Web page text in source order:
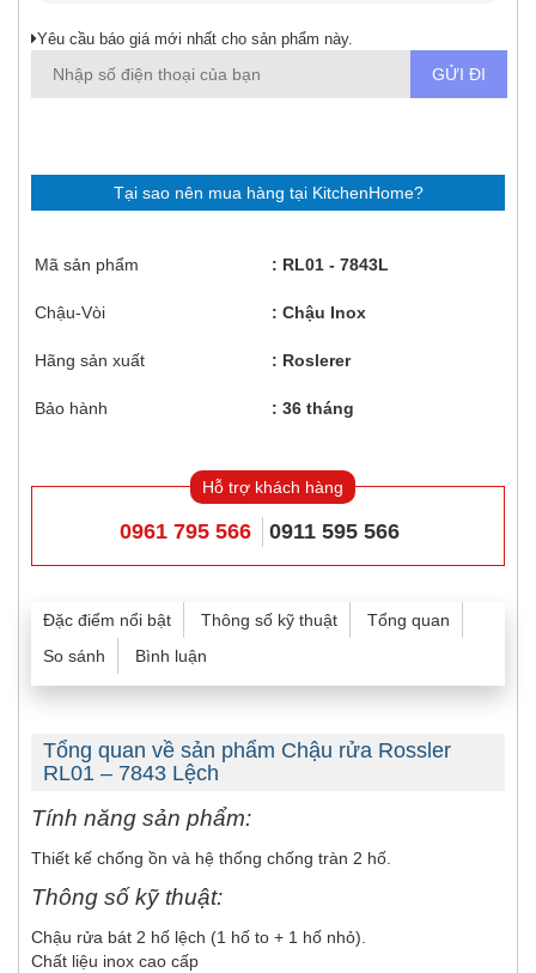
Yêu cầu báo giá mới nhất cho sản phẩm này.
Tại sao nên mua hàng tại KitchenHome?
Mã sản phẩm RL01 - 7843L
Chậu-Vòi Chậu Inox
Hãng sản xuất Roslerer
Bảo hành 36 tháng
Hỗ trợ khách hàng
0961 795 566 0911 595 566
Đặc điểm nổi bật Thông số kỹ thuật
Tổng quan
So sánh
Bình luận
Tổng quan về sản phẩm Chậu rửa Rossler
RL01 – 7843 Lệch
Tính năng sản phẩm:
Thiết kế chống ồn và hệ thống chống tràn 2 hố.
Thông số kỹ thuật:
Chậu rửa bát 2 hố lệch (1 hố to + 1 hố nhỏ).
Chất liệu inox cao cấp